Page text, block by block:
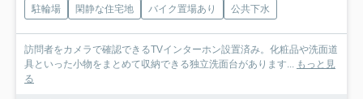
駐輪場 閑静な住宅地 バイク置場あり 公共下水
訪問者をカメラで確認できるTVインターホン設置済み。化粧品や洗面道
具といった小物をまとめて収納できる独立洗面台があります... もっと見
る